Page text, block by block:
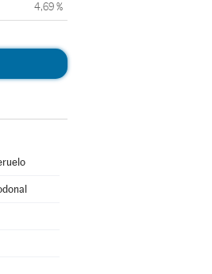
4,69 %